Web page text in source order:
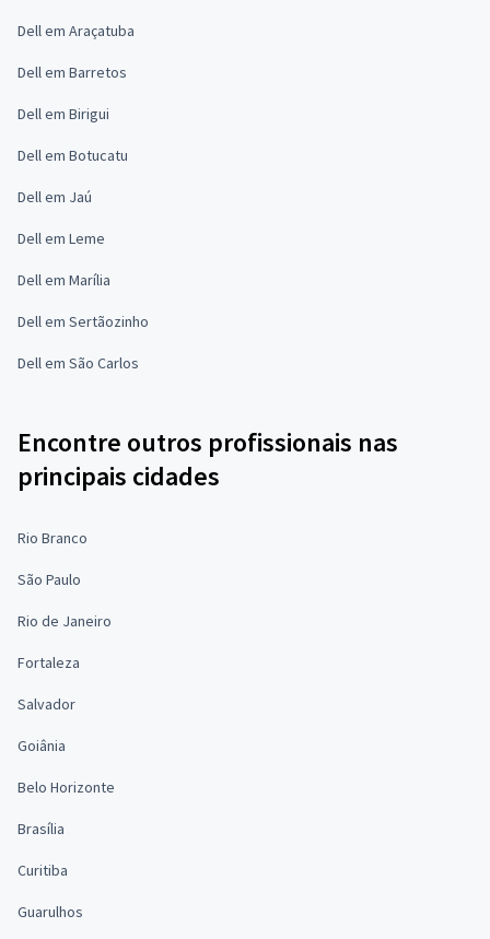
Dell em Araçatuba
Dell em Barretos
Dell em Birigui
Dell em Botucatu
Dell em Jaú
Dell em Leme
Dell em Marília
Dell em Sertãozinho
Dell em São Carlos
Encontre outros profissionais nas
principais cidades
Rio Branco
São Paulo
Rio de Janeiro
Fortaleza
Salvador
Goiânia
Belo Horizonte
Brasília
Curitiba
Guarulhos